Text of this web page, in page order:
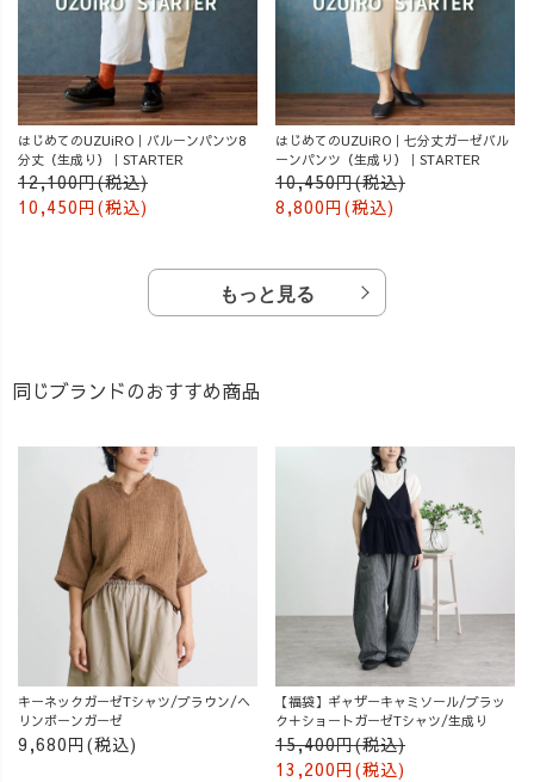
はじめてのUZUiRO｜バルーンパンツ8
分丈（生成り）｜STARTER
12,100円(税込)
10,450円(税込)
はじめてのUZUiRO｜七分丈ガーゼバル
ーンパンツ（生成り）｜STARTER
10,450円(税込)
8,800円(税込)
もっと見る
同じブランドのおすすめ商品
キーネックガーゼTシャツ/ブラウン/ヘ
リンボーンガーゼ
9,680円(税込)
【福袋】ギャザーキャミソール/ブラッ
ク＋ショートガーゼTシャツ/生成り
15,400円(税込)
13,200円(税込)